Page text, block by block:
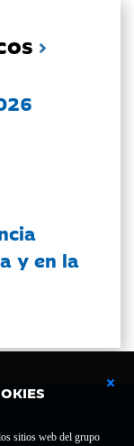
sitios web del grupo
y en la